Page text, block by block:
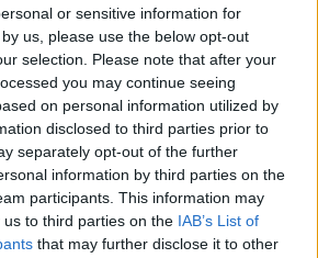
or sensitive information for
us, please use the below opt-out
selection. Please note that after your
you may continue seeing
on personal information utilized by
disclosed to third parties prior to
separately opt-out of the further
information by third parties on the
participants. This information may
to third parties on the IAB’s List of
that may further disclose it to other
tó vízszintje. Alkalmazkodási válság
Dr. Boromisza Zsomborral jártuk körbe